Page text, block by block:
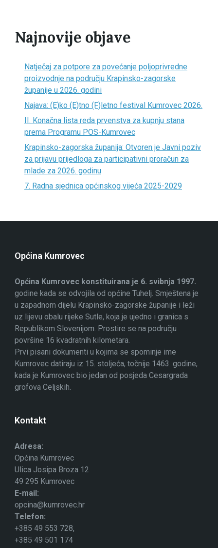
Najnovije objave
Natječaj za potpore za povećanje poljoprivredne
proizvodnje na području Krapinsko-zagorske
županije u 2026. godini
Najava: (E)ko (E)tno (F)letno festival Kumrovec 2026.
II. Konačna lista reda prvenstva za kupnju stana
prema Programu POS-Kumrovec
Krapinsko-zagorska županija: Otvoren je Javni poziv
za prijavu prijedloga za participativni proračun za
mlade za 2026. godinu
7. Radna sjednica općinskog vijeća 2025-2029
Općina Kumrovec
Općina Kumrovec konstituirana je 6. svibnja 1997.
godine kada se odvojila od općine Tuhelj. Smještena je
u zapadnom dijelu Krapinsko-zagorske županije i leži
uz lijevu obalu rijeke Sutle, koja je ujedno i granica s
Republikom Slovenijom. Prostire se na području
površine 16 kvadratnih kilometara.
Prvi pisani dokumenti u kojima se spominje ime
Kumrovec datiraju iz 15. stoljeća, točnije 1463. godine,
kada je Kumrovec bio jedan od posjeda Cesargrada
grofova Celjskih.
Kontakt
Adresa:
Općina Kumrovec
Ulica Josipa Broza 12
49 295 Kumrovec
E-mail:
opcina@kumrovec.hr
Telefon:
+385 49 553 728,
+385 49 501 174